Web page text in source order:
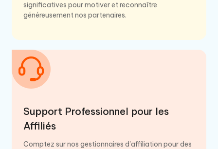
significatives pour motiver et reconnaître
généreusement nos partenaires.
Support Professionnel pour les
Affiliés
Comptez sur nos gestionnaires d'affiliation pour des